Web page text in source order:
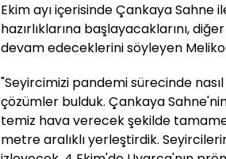
Ekim ayı içerisinde Çankaya Sahne
hazırlıklarına başlayacaklarını,
devam edeceklerini söyleyen
"Seyircimizi pandemi sürecinde
çözümler bulduk. Çankaya
temiz hava verecek şekilde
metre aralıklı yerleştirdik.